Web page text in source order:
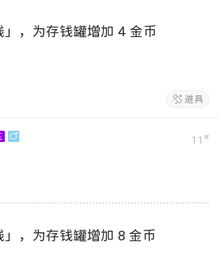
，为存钱罐增加 4 金币
 道具
11 #

，为存钱罐增加 8 金币